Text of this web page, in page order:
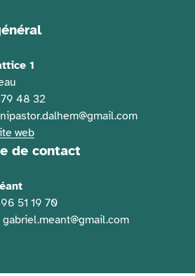
Informations de contact
1
48 32
web
de contact
51 19 70
gabriel.meant@gmail.com